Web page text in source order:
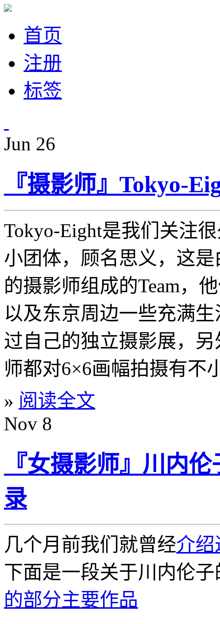
首页
注册
标签
Jun 26
『摄影师』Tokyo-
Tokyo-Eight是我们关注
小团体，顾名思义，这
的摄影师组成的Team，
以及东京周边一些充满
过自己的独立摄影展，
师都对6×6画幅拍摄有不
» 阅读全文
Nov 8
『女摄影师』川内
录
几个月前我们就曾经介绍
下面是一段关于川内伦
的部分主要作品